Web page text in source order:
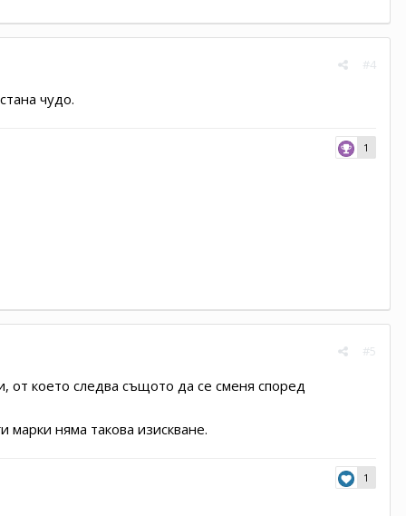
#4
чудо.
1
#5
от което следва същото да се сменя според
марки няма такова изискване.
1